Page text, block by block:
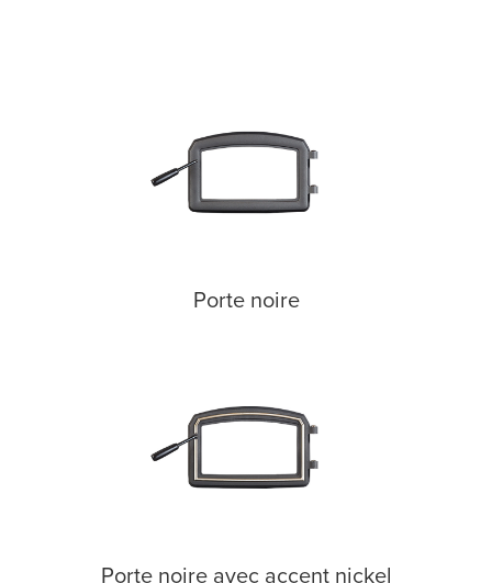
Porte noire
Porte noire avec accent nickel